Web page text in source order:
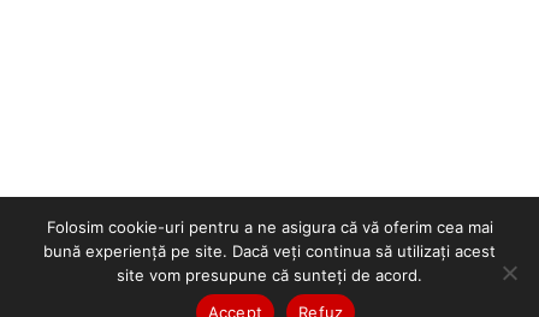
Folosim cookie-uri pentru a ne asigura că vă oferim cea mai
bună experiență pe site. Dacă veți continua să utilizați acest
site vom presupune că sunteți de acord.
Accept
Refuz